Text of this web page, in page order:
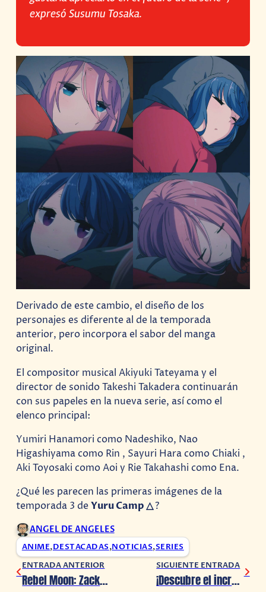
expresó Susumu Tosaka.
Derivado de este cambio, el diseño de los
personajes es diferente al de la temporada
anterior, pero incorpora el sabor del manga
original.
El compositor musical Akiyuki Tateyama y el
director de sonido Takeshi Takadera continuarán
con sus papeles en la nueva serie, así como el
elenco principal:
Yumiri Hanamori como Nadeshiko, Nao
Higashiyama como Rin , Sayuri Hara como Chiaki ,
Aki Toyosaki como Aoi y Rie Takahashi como Ena.
¿Qué les parecen las primeras imágenes de la
temporada 3 deYuru Camp △?
ANGEL DE ANGELES
ANIME,DESTACADAS,NOTICIAS,SERIES
ENTRADA ANTERIOR
Rebel Moon: Zack Snyder planea un nuevo universo cinematográfico
SIGUIENTE ENTRADA
¡Descubre el increíble regalo de Metal Gear Solid de una chica a su novio!